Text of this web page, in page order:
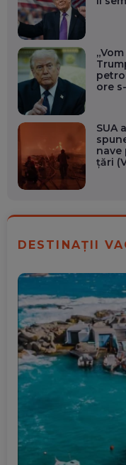
ore
SUA
nave
țări
DESTINAȚII